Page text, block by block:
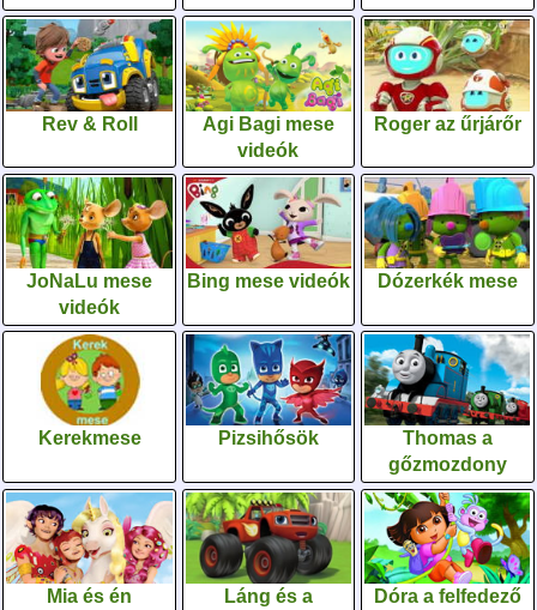
Rev & Roll
Agi Bagi mese
videók
Roger az űrjárőr
JoNaLu mese
videók
Bing mese videók Dózerkék mese
Kerekmese Pizsihősök
Thomas a
gőzmozdony
Mia és én
Láng és a
Dóra a felfedező